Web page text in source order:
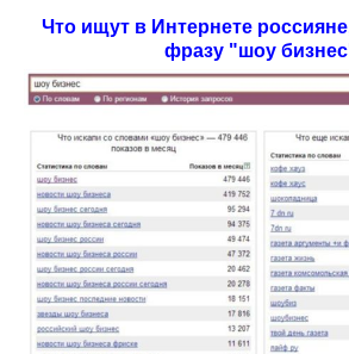
Что ищут в Интернете
фразу "шоу